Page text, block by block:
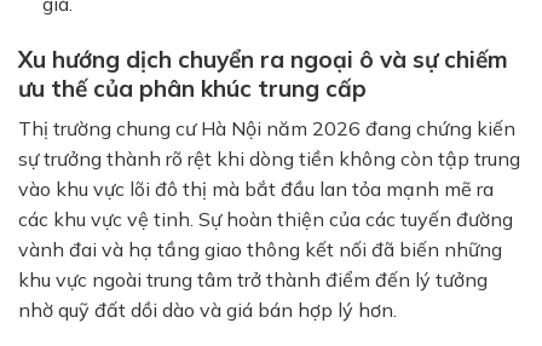
Xu hướng dịch chuyển ra ngoại ô và sự chiếm
ưu thế của phân khúc trung cấp
Thị trường chung cư Hà Nội năm 2026 đang chứng kiến
sự trưởng thành rõ rệt khi dòng tiền không còn tập trung
vào khu vực lõi đô thị mà bắt đầu lan tỏa mạnh mẽ ra
các khu vực vệ tinh. Sự hoàn thiện của các tuyến đường
vành đai và hạ tầng giao thông kết nối đã biến những
khu vực ngoài trung tâm trở thành điểm đến lý tưởng
nhờ quỹ đất dồi dào và giá bán hợp lý hơn.